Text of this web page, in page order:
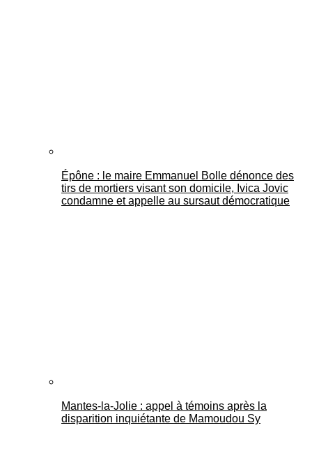
Épône : le maire Emmanuel Bolle dénonce des
tirs de mortiers visant son domicile, Ivica Jovic
condamne et appelle au sursaut démocratique
Mantes-la-Jolie : appel à témoins après la
disparition inquiétante de Mamoudou Sy